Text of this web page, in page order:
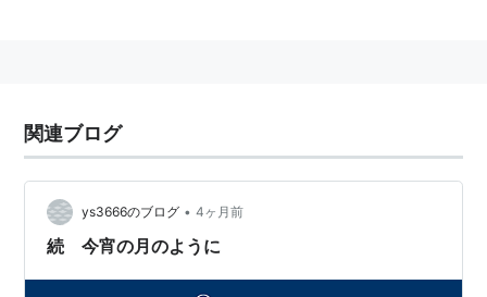
関連ブログ
ys3666のブログ • 4ヶ月前
続 今宵の月のように